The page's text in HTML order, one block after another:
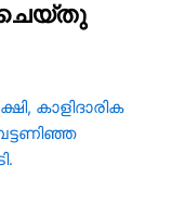
ചെയ്തു